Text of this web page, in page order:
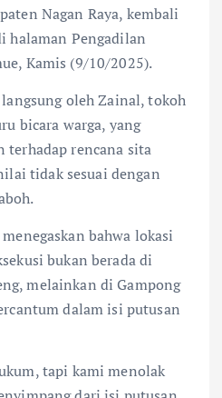
Nagan Raya, kembali
halaman Pengadilan
Kamis (9/10/2025).
oleh Zainal, tokoh
bicara warga, yang
terhadap rencana sita
tidak sesuai dengan
bahwa lokasi
bukan berada di
melainkan di Gampong
dalam isi putusan
tapi kami menolak